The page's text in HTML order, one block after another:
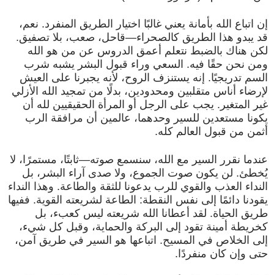
إن اتباع الله بأمانة يعني غالبًا اختيار الطريق المنفرد. نعم،
قد يبدو هذا الطريق كالصحراء—قاحل، صعب، بلا تصفيق.
لكن هناك بالضبط نتعلم أعمق الدروس عن من هو الله
ومن نحن حقًا فيه. السعي وراء قبول البشر يشبه شرب
السم تدريجيًا. إنه يستنزف الروح، لأنه يجبرنا على العيش
لإرضاء أناس متقلبين ومحدودين، بدلًا من تمجيد الله الأزلي
غير المتغير. يجب على الرجل أو المرأة الحقيقيين لله أن
يكونا مستعدين للسير وحدهما، عالمين أن مرافقة الرب
أثمن من قبول العالم كله.
عندما نقرر السير مع الله، سنسمع صوته—ثابتًا، مستمرًا، لا
يُخطئ. لن يكون صوت الجموع، ولا صدى آراء البشر، بل
النداء العذب والقوي للرب يدعونا للثقة والطاعة. وهذا النداء
يقودنا دائمًا إلى نفس النقطة: الطاعة لشريعته القوية. ففيها
طريق الحياة. لقد أعطانا الله شريعته ليس كعبء، بل
كخريطة أمينة تقود إلى البركة والحماية، وقبل كل شيء،
إلى الخلاص في المسيح. اتباعها هو السير في طريق آمن،
حتى وإن كان منفردًا.